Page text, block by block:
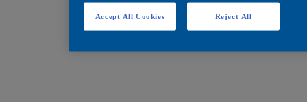
Reject All
Accept All Cookies